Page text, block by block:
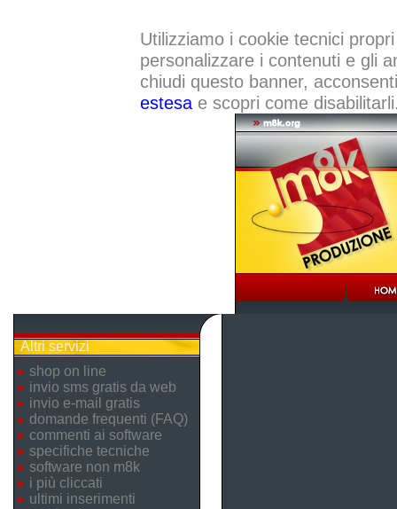
Utilizziamo i cookie tecnici
personalizzare i contenuti e gli
chiudi questo banner,
estesae scopri come
Altri servizi
shop on line
invio sms gratis da web
invio e-mail gratis
domande frequenti (FAQ)
commenti ai software
specifiche tecniche
software non m8k
i più cliccati
ultimi inserimenti